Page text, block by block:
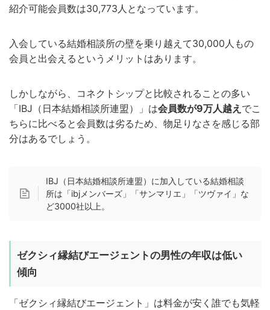
紹介可能会員数は30,773人となっています。
入会している結婚相談所の壁を乗り越えて30,000人もの
会員と出会えるというメリットはあります。
しかしながら、コネクトシップと比較されることの多い
「IBJ（日本結婚相談所連盟）」は会員数が9万人越え でこ
ちらに比べると会員数は劣るため、物足りなさを感じる部
分はあるでしょう。
IBJ（日本結婚相談所連盟）に加入している結婚相談
所は「ibjメンバーズ」「サンマリエ」「ツヴァイ」な
ど3000社以上。
ゼクシィ縁結びエージェントの男性の年収は低い
傾向
「ゼクシィ縁結びエージェント」は料金が安く誰でも気軽